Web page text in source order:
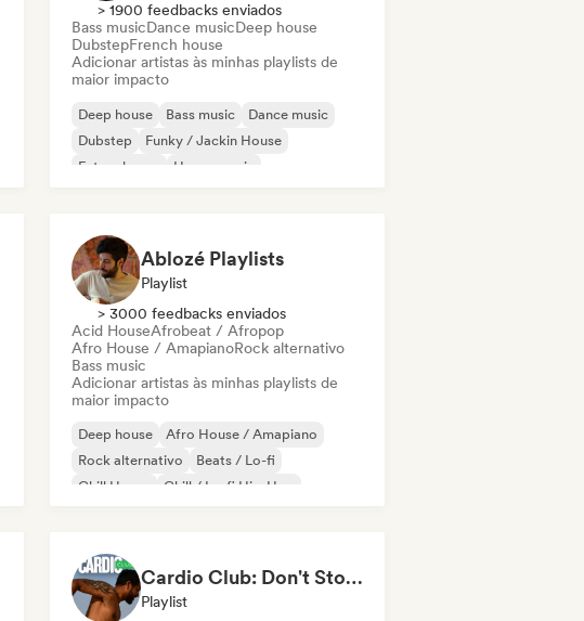
> 1900 feedbacks enviados
Bass musicDance musicDeep house
DubstepFrench house
Adicionar artistas às minhas playlists de
maior impacto
Deep house Bass music
Dance music
Dubstep
Funky / Jackin House
Future house
House music
Ablozé Playlists
Playlist
> 3000 feedbacks enviados
Acid HouseAfrobeat / Afropop
Afro House / AmapianoRock alternativo
Bass music
Adicionar artistas às minhas playlists de
maior impacto
Deep house
Afro House / Amapiano
Rock alternativo
Beats / Lo-fi
Chill House
Chill / Lo-fi Hip-Hop
Cardio Club: Don't Stop! 💦
Playlist